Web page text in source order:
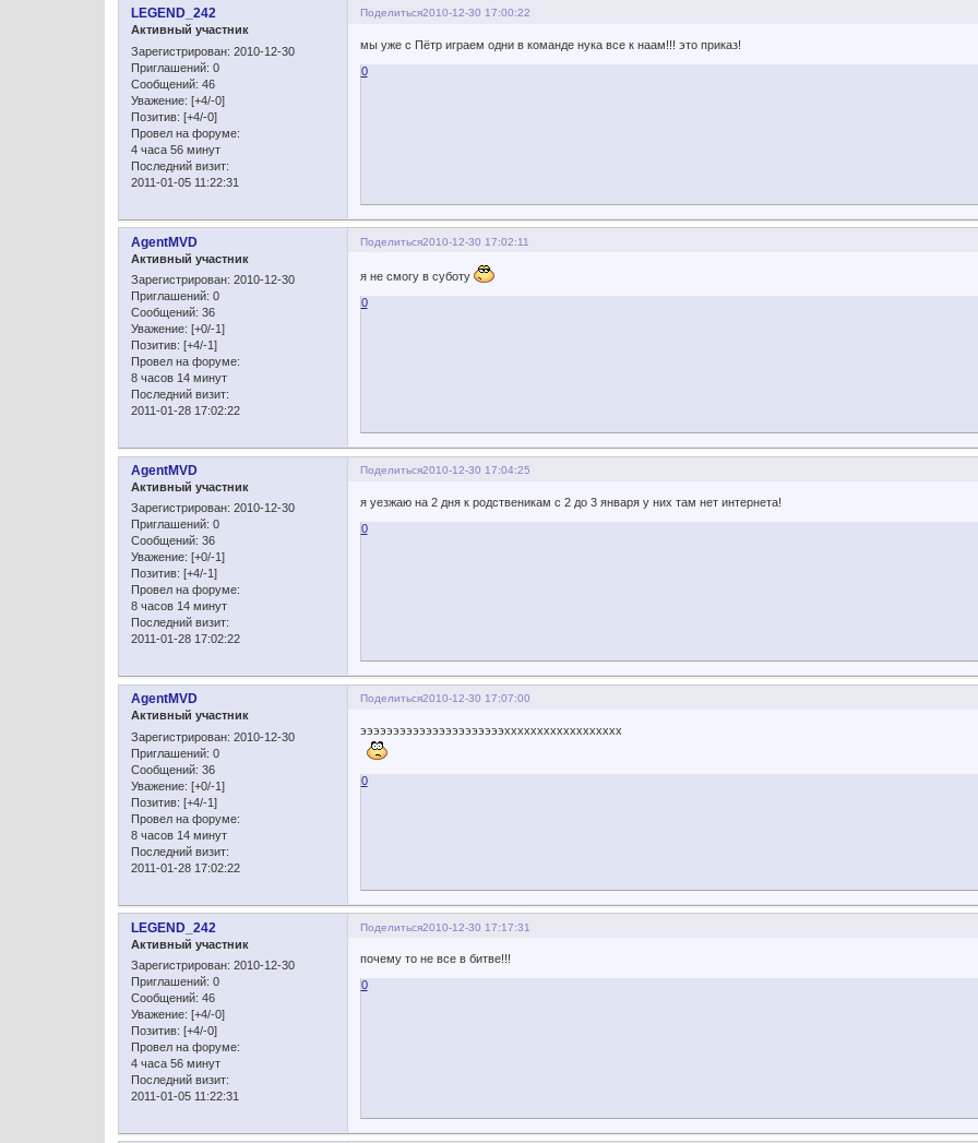
Поделиться2010-12-30 17:00:22
LEGEND_242
Активный участник
Зарегистрирован: 2010-12-30
Приглашений: 0
Сообщений: 46
Уважение: [+4/-0]
Позитив: [+4/-0]
Провел на форуме:
4 часа 56 минут
Последний визит:
2011-01-05 11:22:31
мы уже с Пётр играем одни в команде нука все к наам!!! это приказ!
0
Поделиться2010-12-30 17:02:11
AgentMVD
Активный участник
Зарегистрирован: 2010-12-30
Приглашений: 0
Сообщений: 36
Уважение: [+0/-1]
Позитив: [+4/-1]
Провел на форуме:
8 часов 14 минут
Последний визит:
2011-01-28 17:02:22
я не смогу в суботу
0
Поделиться2010-12-30 17:04:25
AgentMVD
Активный участник
Зарегистрирован: 2010-12-30
Приглашений: 0
Сообщений: 36
Уважение: [+0/-1]
Позитив: [+4/-1]
Провел на форуме:
8 часов 14 минут
Последний визит:
2011-01-28 17:02:22
я уезжаю на 2 дня к родственикам с 2 до 3 января у них там нет интернета!
0
Поделиться2010-12-30 17:07:00
AgentMVD
Активный участник
Зарегистрирован: 2010-12-30
Приглашений: 0
Сообщений: 36
Уважение: [+0/-1]
Позитив: [+4/-1]
Провел на форуме:
8 часов 14 минут
Последний визит:
2011-01-28 17:02:22
ээээээээээээээээээээээхххххххххххххххххх
0
Поделиться2010-12-30 17:17:31
LEGEND_242
Активный участник
Зарегистрирован: 2010-12-30
Приглашений: 0
Сообщений: 46
Уважение: [+4/-0]
Позитив: [+4/-0]
Провел на форуме:
4 часа 56 минут
Последний визит:
2011-01-05 11:22:31
почему то не все в битве!!!
0